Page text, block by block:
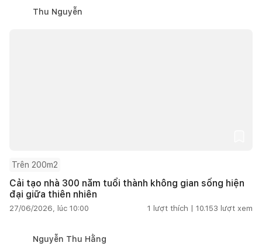
Thu Nguyễn
Trên 200m2
Cải tạo nhà 300 năm tuổi thành không gian sống hiện
đại giữa thiên nhiên
27/06/2026, lúc 10:00 1 lượt thích | 10.153 lượt xem
Nguyễn Thu Hằng